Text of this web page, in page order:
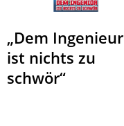
„Dem Ingenieur
ist nichts zu
schwör“